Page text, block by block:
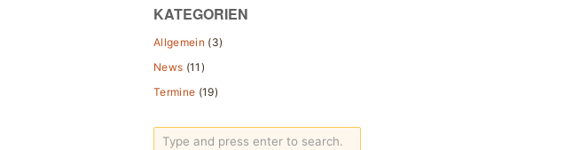
KATEGORIEN
Allgemein (3)
News (11)
Termine (19)